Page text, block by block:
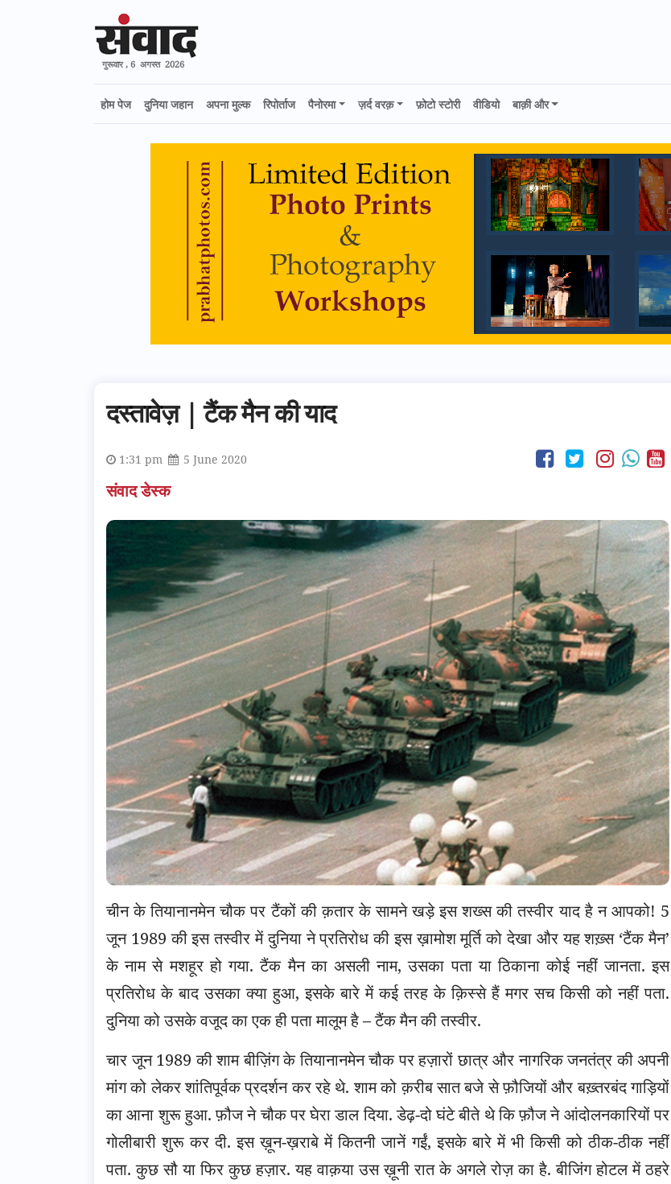
गुरूवार , 6 अगस्त 2026
होम पेज दुनिया जहान अपना मुल्क रिपोर्ताज पैनोरमा ज़र्द वरक़ फ़ोटो स्टोरी वीडियो बाक़ी और
दस्तावेज़ | टैंक मैन की याद
1:31 pm 5 June 2020
संवाद डेस्क
चीन के तियानानमेन चौक पर टैंकों की क़तार के सामने खड़े इस शख्स की तस्वीर याद है न आपको! 5
जून 1989 की इस तस्वीर में दुनिया ने प्रतिरोध की इस ख़ामोश मूर्ति को देखा और यह शख़्स ‘टैंक मैन’
के नाम से मशहूर हो गया. टैंक मैन का असली नाम, उसका पता या ठिकाना कोई नहीं जानता. इस
प्रतिरोध के बाद उसका क्या हुआ, इसके बारे में कई तरह के क़िस्से हैं मगर सच किसी को नहीं पता.
दुनिया को उसके वजूद का एक ही पता मालूम है – टैंक मैन की तस्वीर.
चार जून 1989 की शाम बीज़िंग के तियानानमेन चौक पर हज़ारों छात्र और नागरिक जनतंत्र की अपनी
मांग को लेकर शांतिपूर्वक प्रदर्शन कर रहे थे. शाम को क़रीब सात बजे से फ़ौजियों और बख़्तरबंद गाड़ियों
का आना शुरू हुआ. फ़ौज ने चौक पर घेरा डाल दिया. डेढ़-दो घंटे बीते थे कि फ़ौज ने आंदोलनकारियों पर
गोलीबारी शुरू कर दी. इस ख़ून-ख़राबे में कितनी जानें गईं, इसके बारे में भी किसी को ठीक-ठीक नहीं
पता. कुछ सौ या फिर कुछ हज़ार. यह वाक़या उस ख़ूनी रात के अगले रोज़ का है. बीजिंग होटल में ठहरे